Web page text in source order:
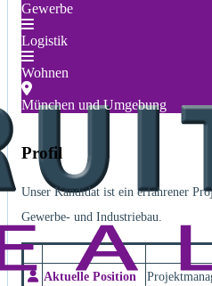
Gewerbe
Logistik
Wohnen
München und Umgebung
Profil
Unser Kandidat ist ein erfahrener
Gewerbe- und Industriebau.
Aktuelle Position